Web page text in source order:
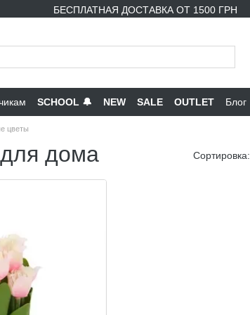
БЕСПЛАТНАЯ ДОСТАВКА ОТ 1500 ГРН
SCHOOL 🔔 NEW SALE OUTLET Блог
цветы
дома Сортировка: